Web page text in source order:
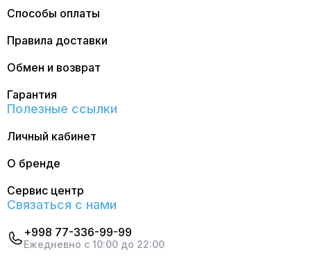
Способы оплаты
Правила доставки
Обмен и возврат
Гарантия
Полезные ссылки
Личный кабинет
О бренде
Сервис центр
Связаться с нами
+998 77-336-99-99
Ежедневно с 10:00 до 22:00